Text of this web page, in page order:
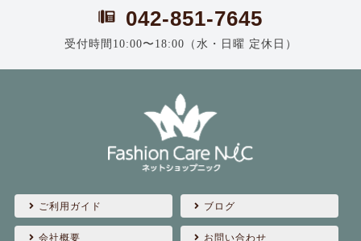
042-851-7645
受付時間10:00〜18:00（水・日曜 定休日）
ご利用ガイド ブログ
会社概要 お問い合わせ